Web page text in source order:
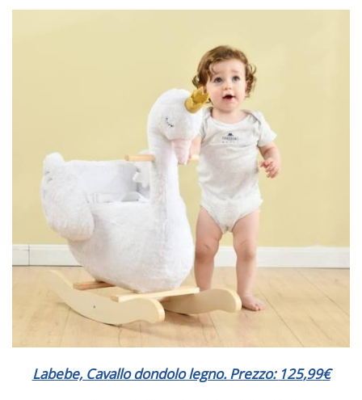
Labebe, Cavallo dondolo legno. Prezzo: 125,99€